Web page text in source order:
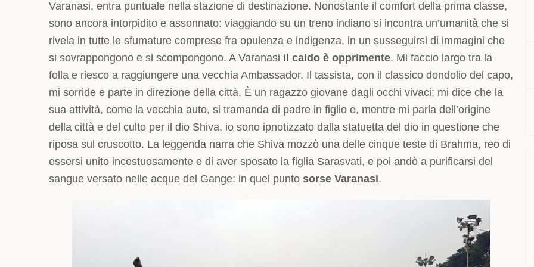
Varanasi, entra puntuale nella stazione di destinazione. Nonostante il comfort della prima classe,
sono ancora intorpidito e assonnato: viaggiando su un treno indiano si incontra un’umanità che si
rivela in tutte le sfumature comprese fra opulenza e indigenza, in un susseguirsi di immagini che
si sovrappongono e si scompongono. A Varanasi il caldo è opprimente. Mi faccio largo tra la
folla e riesco a raggiungere una vecchia Ambassador. Il tassista, con il classico dondolio del capo,
mi sorride e parte in direzione della città. È un ragazzo giovane dagli occhi vivaci; mi dice che la
sua attività, come la vecchia auto, si tramanda di padre in figlio e, mentre mi parla dell’origine
della città e del culto per il dio Shiva, io sono ipnotizzato dalla statuetta del dio in questione che
riposa sul cruscotto. La leggenda narra che Shiva mozzò una delle cinque teste di Brahma, reo di
essersi unito incestuosamente e di aver sposato la figlia Sarasvati, e poi andò a purificarsi del
sangue versato nelle acque del Gange: in quel punto sorse Varanasi.